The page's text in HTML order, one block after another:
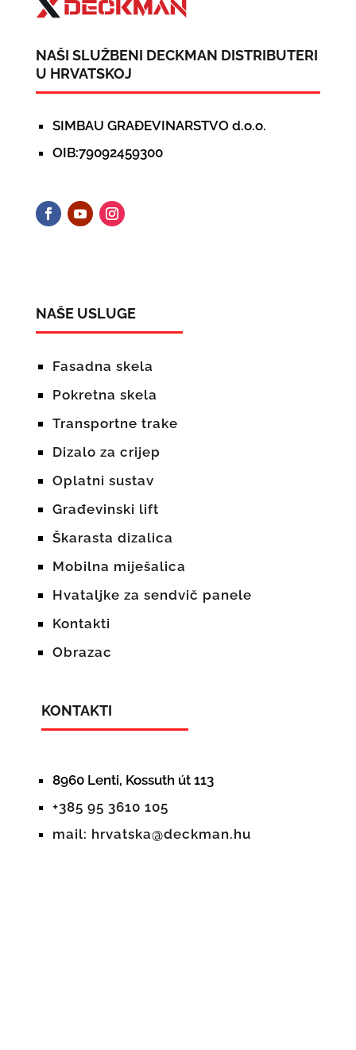
NAŠI SLUŽBENI DECKMAN DISTRIBUTERI
U HRVATSKOJ
SIMBAU GRAĐEVINARSTVO d.o.o.
OIB:79092459300
NAŠE USLUGE
Fasadna skela
Pokretna skela
Transportne trake
Dizalo za crijep
Oplatni sustav
Građevinski lift
Škarasta dizalica
Mobilna miješalica
Hvataljke za sendvič panele
Kontakti
Obrazac
KONTAKTI
8960 Lenti, Kossuth út 113
+385 95 3610 105
mail: hrvatska@deckman.hu